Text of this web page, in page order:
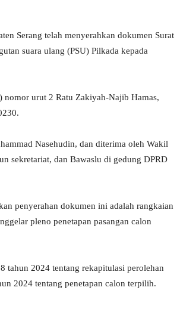
Serang telah menyerahkan dokumen Surat
suara ulang (PSU) Pilkada kepada
nomor urut 2 Ratu Zakiyah-Najib Hamas,
Nasehudin, dan diterima oleh Wakil
sekretariat, dan Bawaslu di gedung DPRD
penyerahan dokumen ini adalah rangkaian
pleno penetapan pasangan calon
tahun 2024 tentang rekapitulasi perolehan
2024 tentang penetapan calon terpilih.